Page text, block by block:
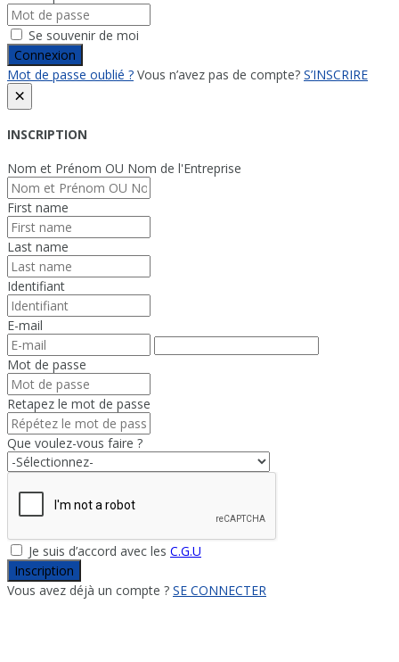
Se souvenir de moi
Connexion
Mot de passe oublié ? Vous n’avez pas de compte? S’INSCRIRE
×
INSCRIPTION
Nom et Prénom OU Nom de l'Entreprise
First name
Last name
Identifiant
E-mail
Mot de passe
Retapez le mot de passe
Que voulez-vous faire ?
Je suis d’accord avec les C.G.U
Inscription
Vous avez déjà un compte ? SE CONNECTER